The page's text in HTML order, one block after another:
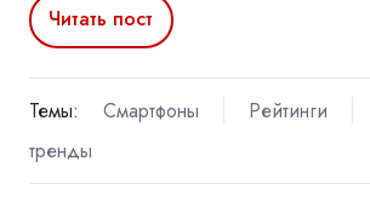
Читать пост
Темы: Смартфоны Рейтинги
тренды